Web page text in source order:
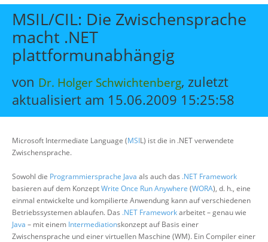
Start
Themen
Offene Seminare
MSIL/CIL: Die Zwischensprache
macht .NET
plattformunabhängig
von Dr. Holger Schwichtenberg, zuletzt
aktualisiert am 15.06.2009 15:25:58
Microsoft Intermediate Language (MSIL) ist die in .NET verwendete
Zwischensprache.
Sowohl die Programmiersprache Java als auch das .NET Framework
basieren auf dem KonzeptWrite Once Run Anywhere (WORA), d. h., eine
einmal entwickelte und kompilierte Anwendung kann auf verschiedenen
Betriebssystemen ablaufen. Das .NET Frameworkarbeitet – genau wie
Java – mit einem Intermediationskonzept auf Basis einer
Zwischensprache und einer virtuellen Maschine (WM). Ein Compiler einer